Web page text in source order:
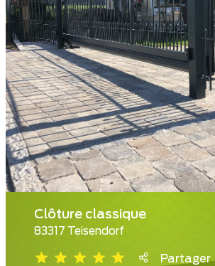
Clôture classique
83317 Teisendorf
Partager